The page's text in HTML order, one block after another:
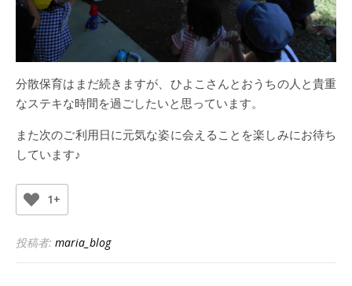
分散保育はまだ続きますが、ひよこさんとおうちの人と貴重
なステキな時間を過ごしたいと思っています。
また次のご利用日に元気な姿に会えることを楽しみにお待ち
しています♪
1+
投稿者: maria_blog